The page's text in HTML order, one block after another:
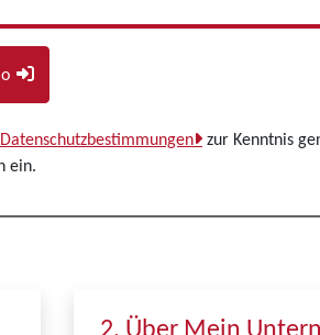
Datenschutzbestimmungen
zur Kenntnis
ein.